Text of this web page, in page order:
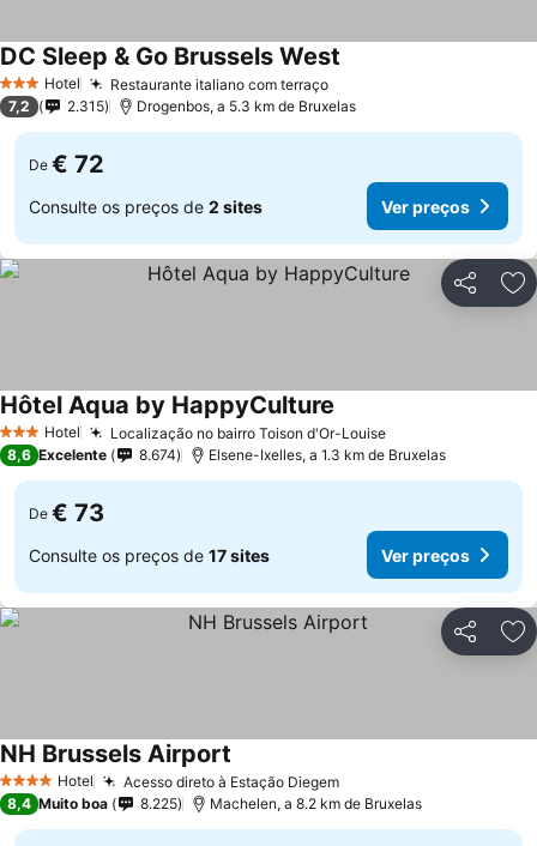
3 EstrelasHotel Restaurante italiano com terraço
DC Sleep & Go Brussels West
7,2 2.315 Drogenbos, a 5.3 km de Bruxelas
De € 72
Consulte os preços de 2 sites Ver preços
Partilhar
3 EstrelasHotel Localização no bairro Toison d'Or-Louise
Hôtel Aqua by HappyCulture
8,6 Excelente 8.674 Elsene-Ixelles, a 1.3 km de Bruxelas
De € 73
Consulte os preços de 17 sites Ver preços
Partilhar
4 EstrelasHotel Acesso direto à Estação Diegem
NH Brussels Airport
8,4 Muito boa 8.225 Machelen, a 8.2 km de Bruxelas